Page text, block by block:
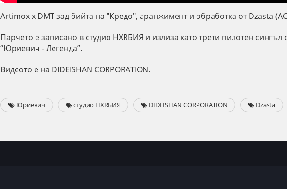
Artimox x DMT зад бийта на "Кредо", аранжимент и обработка от Dzasta
Парчето е записано в студио НХRБИЯ и излиза като трети пилотен сингъл
“Юриевич - Легенда”.
Видеото е на DIDEISHAN CORPORATION.
Юриевич студио НХRБИЯ DIDEISHAN CORPORATION Dzasta